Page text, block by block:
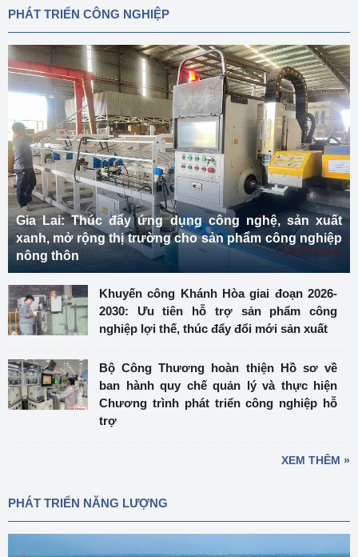
PHÁT TRIỂN CÔNG NGHIỆP
Gia Lai: Thúc đẩy ứng dụng công nghệ, sản xuất
xanh, mở rộng thị trường cho sản phẩm công nghiệp
nông thôn
Khuyến công Khánh Hòa giai đoạn 2026-
2030: Ưu tiên hỗ trợ sản phẩm công
nghiệp lợi thế, thúc đẩy đổi mới sản xuất
Bộ Công Thương hoàn thiện Hồ sơ về
ban hành quy chế quản lý và thực hiện
Chương trình phát triển công nghiệp hỗ
trợ
XEM THÊM »
PHÁT TRIỂN NĂNG LƯỢNG